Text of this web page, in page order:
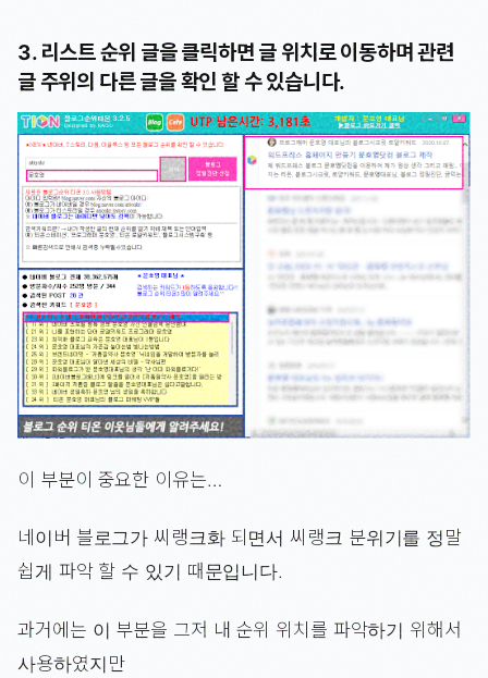
3. 리스트 순위 글을 클릭하면 글 위치로 이동하며 관련
글 주위의 다른 글을 확인 할 수 있습니다.
이 부분이 중요한 이유는…
네이버 블로그가 씨랭크화 되면서 씨랭크 분위기를 정말
쉽게 파악 할 수 있기 때문입니다.
과거에는 이 부분을 그저 내 순위 위치를 파악하기 위해서
사용하였지만